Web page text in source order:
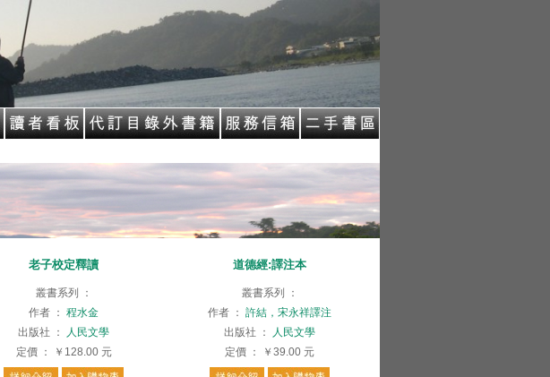
老子校定釋讀
叢書系列
：
作者 ： 程水金
出版社
：
人民文學
定價
： ￥128.00 元
道德經:譯注本
叢書系列
：
作者 ： 許結，宋永祥譯注
出版社
：
人民文學
定價 ： ￥39.00 元